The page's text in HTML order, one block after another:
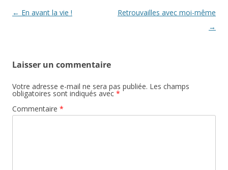
Navigation
← En avant la vie !
Retrouvailles avec moi-même
→
Laisser un commentaire
Votre adresse e-mail ne sera pas publiée. Les champs
obligatoires sont indiqués avec *
Commentaire *